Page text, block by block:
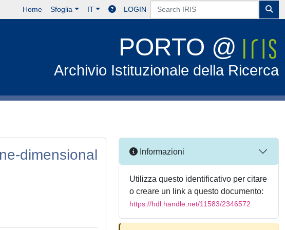
Home Sfoglia IT LOGIN
PORTO @
Archivio Istituzionale della Ricerca
dimensional
Informazioni
Utilizza questo identificativo per citare
o creare un link a questo documento:
https://hdl.handle.net/11583/2346572